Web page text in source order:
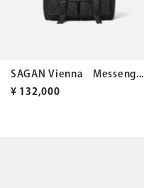
SAGAN Vienna Messeng...
¥ 132,000